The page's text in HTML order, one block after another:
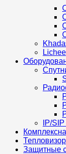
Lichee
IP/
Защитные